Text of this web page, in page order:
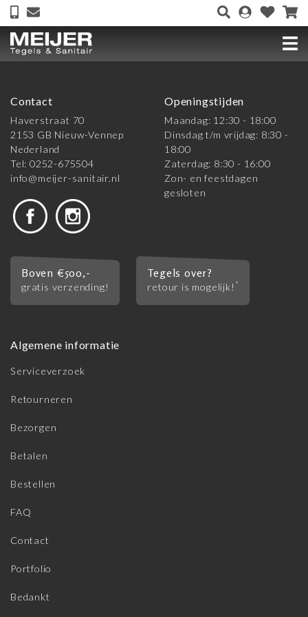
Contact
Haverstraat 70
2153 GB Nieuw-Vennep
Nederland
Tel: 0252-675504
info@meijer-sanitair.nl
Openingstijden
Maandag: 12:30 - 18:00
Dinsdag t/m vrijdag: 8:30 -
18:00
Zaterdag: 8:30 - 16:00
Zon- en feestdagen
gesloten
Boven €500,-
gratis verzending!
Tegels over?
retour is mogelijk! *
Algemene informatie
Serviceverzoek
Retourneren
Bezorgen
Betalen
Bestellen
FAQ
Contact
Portfolio
Bedankt